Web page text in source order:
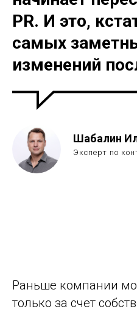
PR. И это,
самых
изменений
Шабалин
Эксперт по
Раньше компании
только за счет